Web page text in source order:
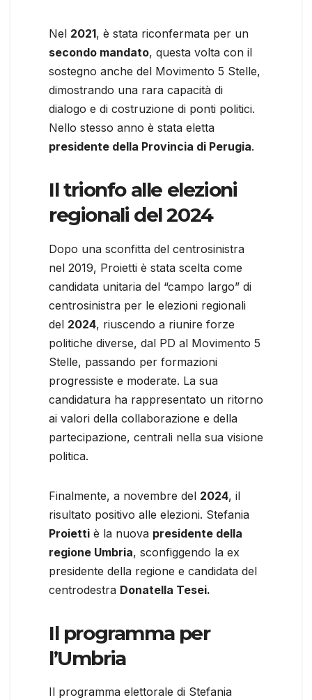
Nel 2021, è stata riconfermata per un
secondo mandato, questa volta con il
sostegno anche del Movimento 5 Stelle,
dimostrando una rara capacità di
dialogo e di costruzione di ponti politici.
Nello stesso anno è stata eletta
presidente della Provincia di Perugia.
Il trionfo alle elezioni
regionali del 2024
Dopo una sconfitta del centrosinistra
nel 2019, Proietti è stata scelta come
candidata unitaria del “campo largo” di
centrosinistra per le elezioni regionali
del 2024, riuscendo a riunire forze
politiche diverse, dal PD al Movimento 5
Stelle, passando per formazioni
progressiste e moderate. La sua
candidatura ha rappresentato un ritorno
ai valori della collaborazione e della
partecipazione, centrali nella sua visione
politica.
Finalmente, a novembre del 2024, il
risultato positivo alle elezioni. Stefania
Proietti è la nuova presidente della
regione Umbria, sconfiggendo la ex
presidente della regione e candidata del
centrodestra Donatella Tesei.
Il programma per
l’Umbria
Il programma elettorale di Stefania